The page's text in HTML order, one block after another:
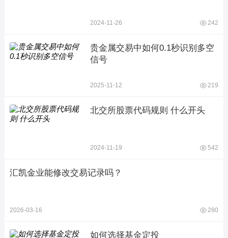
2024-11-26 242
贵金属交易中如何0.1秒识别多空
信号
2025-11-12 219
北交所股票代码规则 什么开头
2024-11-19 542
汇凯金业能修改交易记录吗？
2026-03-16 280
如何选择基金定投